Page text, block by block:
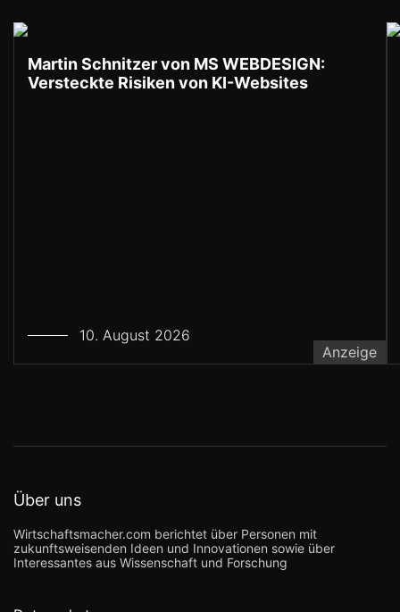
Martin Schnitzer von MS WEBDESIGN:
Versteckte Risiken von KI-Websites
10. August 2026
Anzeige
Über uns
Wirtschaftsmacher.com berichtet über Personen mit
zukunftsweisenden Ideen und Innovationen sowie über
Interessantes aus Wissenschaft und Forschung